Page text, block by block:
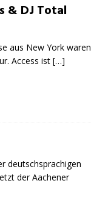
& DJ Total
aus New York waren
Access ist […]
deutschsprachigen
der Aachener